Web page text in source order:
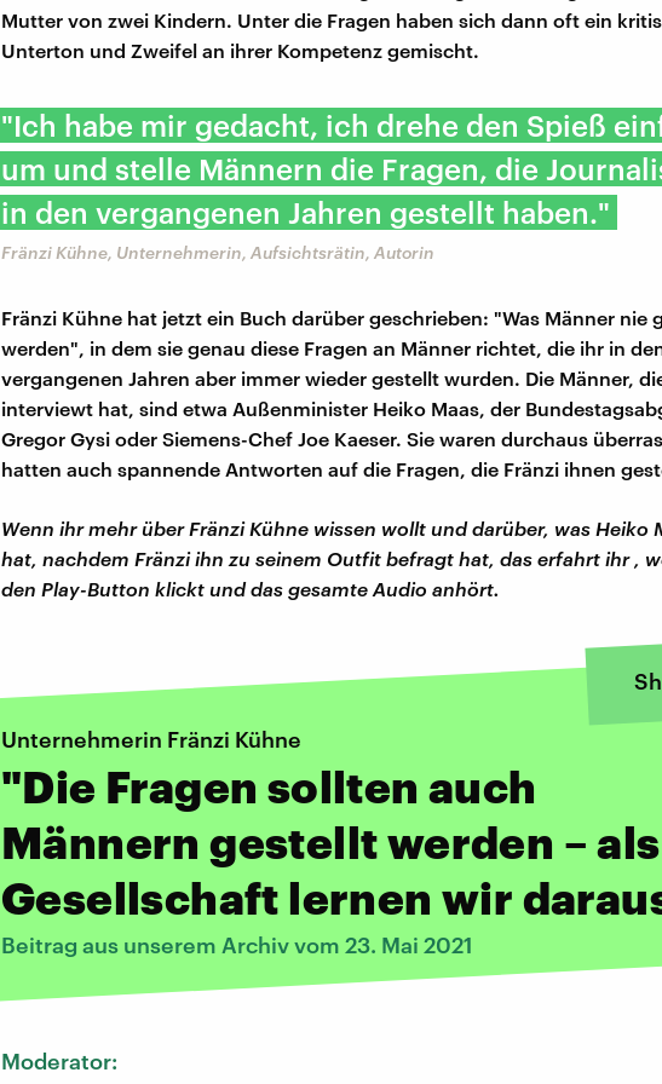
Mutter von zwei Kindern. Unter die Fragen haben sich dann oft ein
Unterton und Zweifel an ihrer Kompetenz gemischt.
"Ich habe mir gedacht, ich drehe den Spieß
um und stelle Männern die Fragen, die
in den vergangenen Jahren gestellt haben."
Fränzi Kühne, Unternehmerin, Aufsichtsrätin, Autorin
Fränzi Kühne hat jetzt ein Buch darüber geschrieben: "Was Männer nie
werden", in dem sie genau diese Fragen an Männer richtet, die ihr in
vergangenen Jahren aber immer wieder gestellt wurden. Die Männer,
interviewt hat, sind etwa Außenminister Heiko Maas, der
Gregor Gysi oder Siemens-Chef Joe Kaeser. Sie waren durchaus
hatten auch spannende Antworten auf die Fragen, die Fränzi ihnen
Wenn ihr mehr über Fränzi Kühne wissen wollt und darüber, was Heiko
hat, nachdem Fränzi ihn zu seinem Outfit befragt hat, das erfahrt ihr ,
den Play-Button klickt und das gesamte Audio anhört.
Unternehmerin Fränzi Kühne
"Die Fragen sollten auch
Männern gestellt werden – als
Gesellschaft lernen wir
Beitrag aus unserem Archiv vom 23. Mai 2021
Moderator: